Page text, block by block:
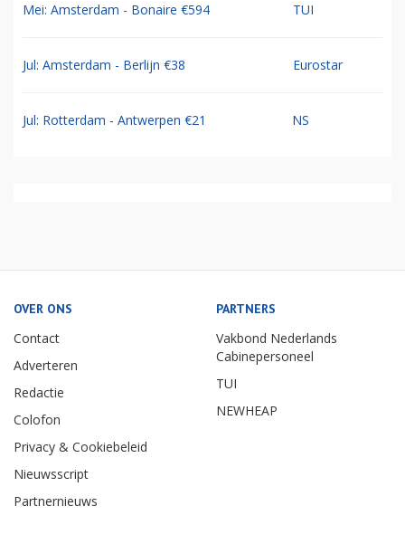
Mei: Amsterdam - Bonaire €594 TUI
Jul: Amsterdam - Berlijn €38 Eurostar
Jul: Rotterdam - Antwerpen €21 NS
OVER ONS
Contact
Adverteren
Redactie
Colofon
Privacy & Cookiebeleid
Nieuwsscript
Partnernieuws
PARTNERS
Vakbond Nederlands
Cabinepersoneel
TUI
NEWHEAP